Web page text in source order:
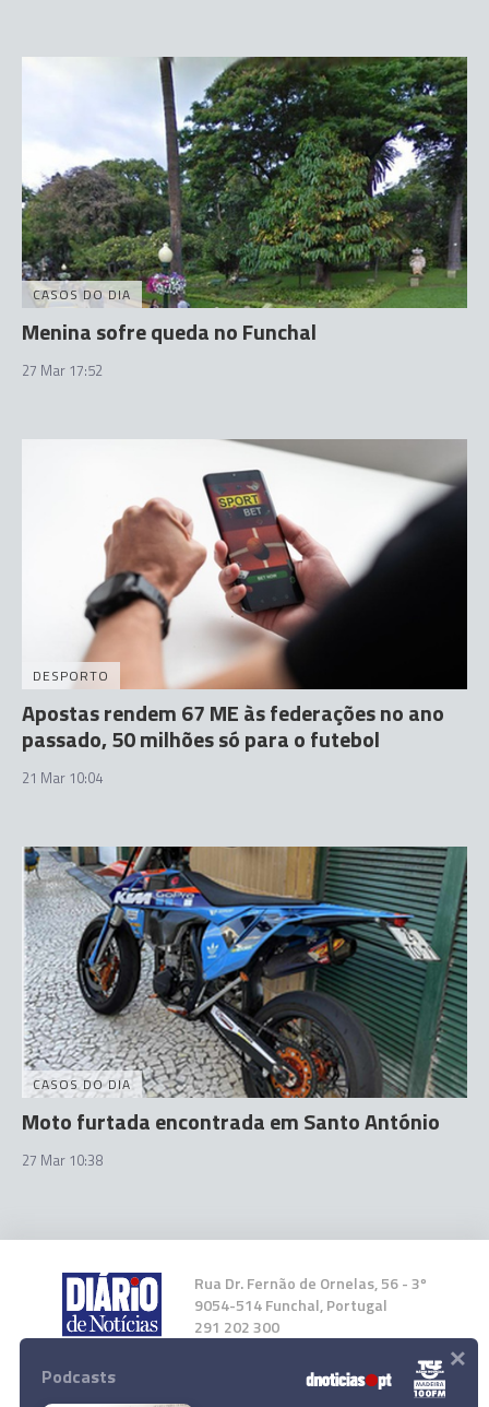
CASOS DO DIA
Menina sofre queda no Funchal
27 Mar 17:52
DESPORTO
Apostas rendem 67 ME às federações no ano
passado, 50 milhões só para o futebol
21 Mar 10:04
CASOS DO DIA
Moto furtada encontrada em Santo António
27 Mar 10:38
Rua Dr. Fernão de Ornelas, 56 - 3º
9054-514 Funchal, Portugal
291 202 300
Instale a nossa App
Podcasts ×